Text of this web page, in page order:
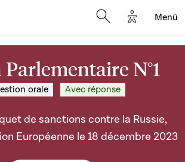
Options
Menü
N°1
orale Avec réponse
de sanctions contre la Russie,
Européenne le 18 décembre 2023